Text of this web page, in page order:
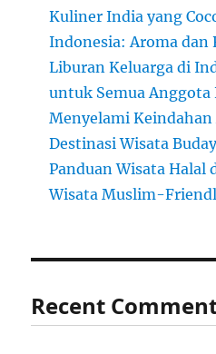
Kuliner India yang
Indonesia: Aroma dan
Liburan Keluarga di
untuk Semua Anggota
Menyelami
Destinasi Wisata
Panduan Wisata Halal
Wisata Muslim-
Recent